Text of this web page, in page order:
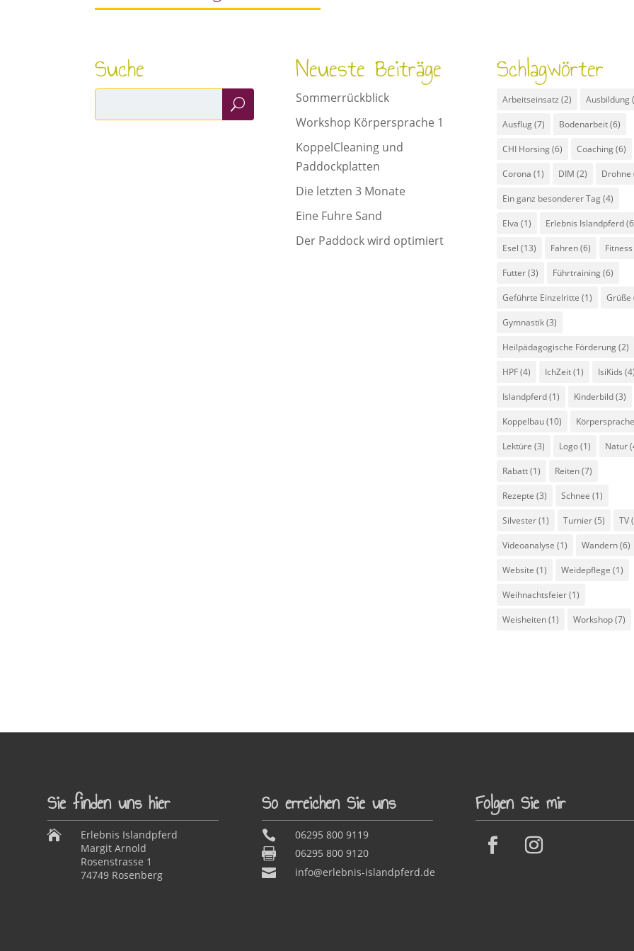
Suche Neueste Beiträge
Sommerrückblick
Workshop Körpersprache 1
KoppelCleaning und
Paddockplatten
Die letzten 3 Monate
Eine Fuhre Sand
Der Paddock wird optimiert
Schlagwörter
Arbeitseinsatz (2) Ausbildung
Ausflug(7) Bodenarbeit(6)
CHI Horsing(6) Coaching(6)
Corona (1) DIM (2) Drohne
Ein ganz besonderer Tag(4)
Elva (1) Erlebnis Islandpferd
Esel (13) Fahren(6) Fitness
Futter(3) Führtraining(6)
Geführte Einzelritte (1) Grüße
Gymnastik(3)
Heilpädagogische Förderung(2)
HPF(4) IchZeit(1) IsiKids
Islandpferd(1) Kinderbild(3)
Koppelbau(10) Körpersprache
Lektüre (3) Logo(1) Natur
Rabatt(1) Reiten(7)
Rezepte (3) Schnee (1)
Silvester(1) Turnier(5) TV
Videoanalyse (1) Wandern(6)
Website (1) Weidepflege (1)
Weihnachtsfeier(1)
Weisheiten(1) Workshop(7)
Sie finden uns hier

Erlebnis Islandpferd
Margit Arnold
Rosenstrasse 1
74749 Rosenberg
So erreichen Sie uns
 06295 800 9119
 06295 800 9120
 info@erlebnis-islandpferd.de
Folgen Sie mir